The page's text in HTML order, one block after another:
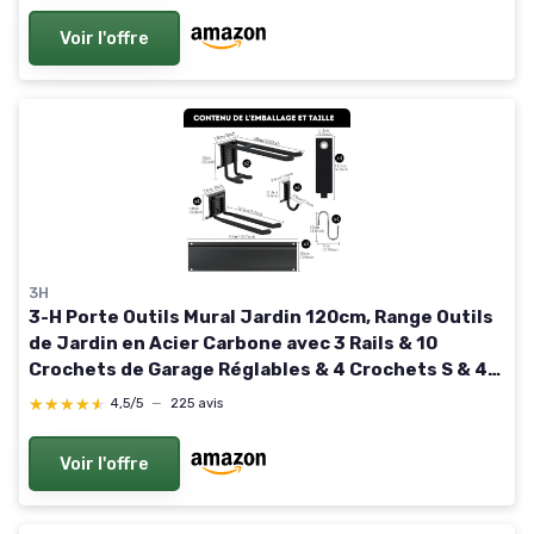
Voir l'offre
3H
3-H Porte Outils Mural Jardin 120cm, Range Outils
de Jardin en Acier Carbone avec 3 Rails & 10
Crochets de Garage Réglables & 4 Crochets S & 4
Sangles - Support Mural Modulable pour Ski Balai
★★★★★
★★★★★ 4,5/5 — 225 avis
Voir l'offre